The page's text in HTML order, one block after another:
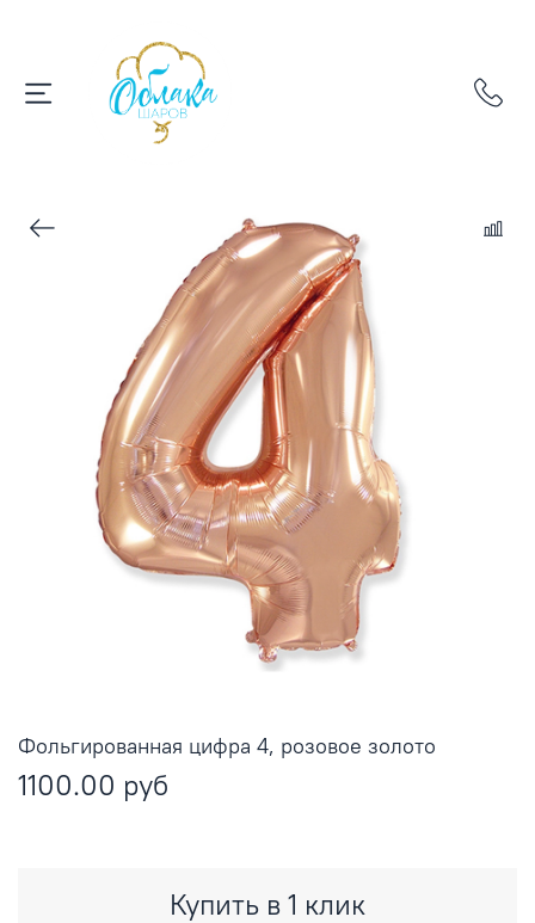
Фольгированная цифра 4, розовое золото
1100.00 руб
Купить в 1 клик